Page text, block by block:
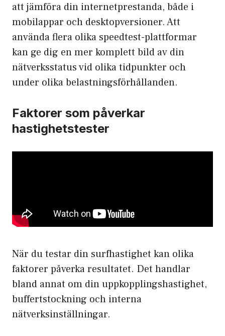
att jämföra din internetprestanda, både i
mobilappar och desktopversioner. Att
använda flera olika speedtest-plattformar
kan ge dig en mer komplett bild av din
nätverksstatus vid olika tidpunkter och
under olika belastningsförhållanden.
Faktorer som påverkar
hastighetstester
När du testar din surfhastighet kan olika
faktorer påverka resultatet. Det handlar
bland annat om din uppkopplingshastighet,
buffertstockning och interna
nätverksinställningar.